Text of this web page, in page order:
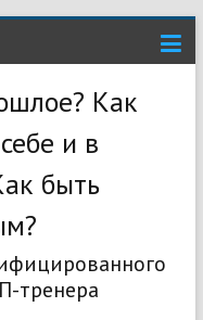
Как
и в
быть
тренера